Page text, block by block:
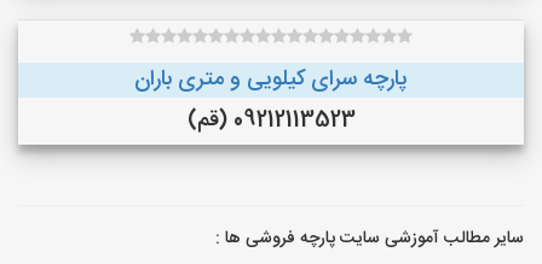
پارچه سرای کیلویی و متری باران
09212113523 (قم)
سایر مطالب آموزشی سایت پارچه فروشی ها :